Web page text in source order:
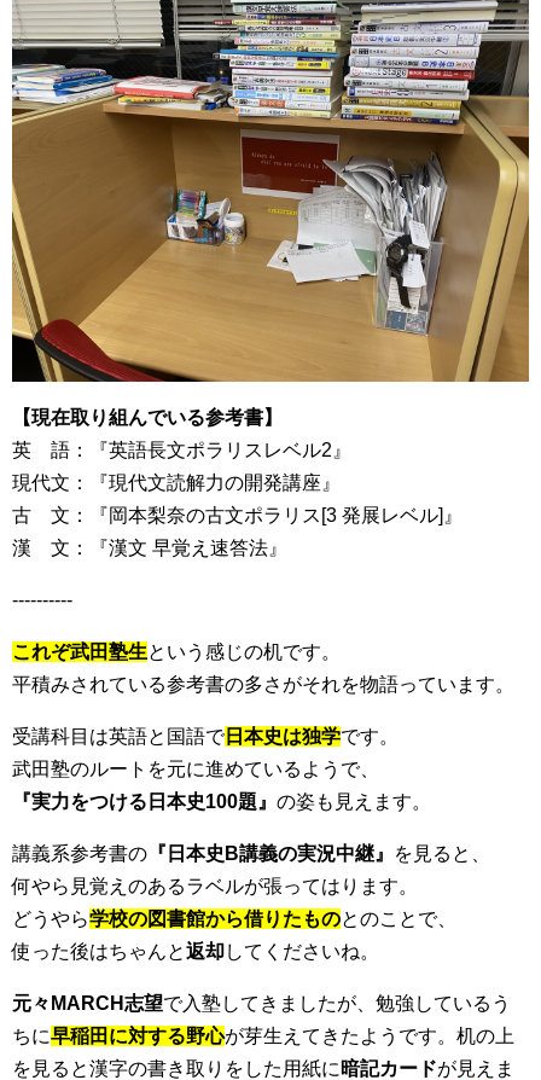
【現在取り組んでいる参考書】
英 語：『英語長文ポラリスレベル2』
現代文：『現代文読解力の開発講座』
古 文：『岡本梨奈の古文ポラリス[3 発展レベル]』
漢 文：『漢文 早覚え速答法』
----------
これぞ武田塾生という感じの机です。
平積みされている参考書の多さがそれを物語っています。
受講科目は英語と国語で 日本史は独学です。
武田塾のルートを元に進めているようで、
『実力をつける日本史100題』 の姿も見えます。
講義系参考書の 『日本史B講義の実況中継』
を見ると、
何やら見覚えのあるラベルが張ってはります。
どうやら学校の図書館から借りたものとのことで、
使った後はちゃんと返却してくださいね。
元々MARCH志望で入塾してきましたが、勉強しているう
ちに早稲田に対する野心が芽生えてきたようです。机の上
を見ると漢字の書き取りをした用紙に 暗記カードが見えま